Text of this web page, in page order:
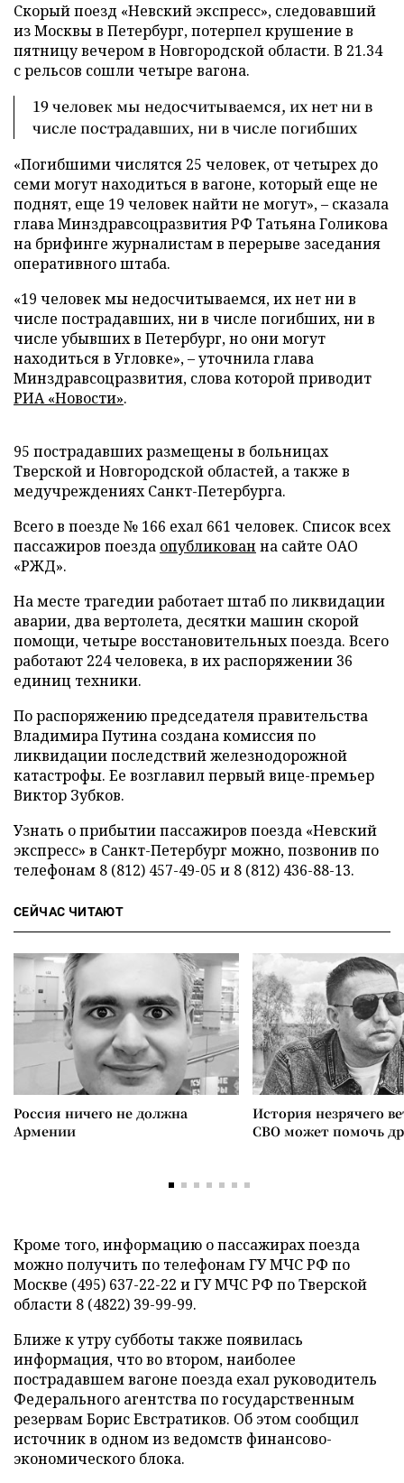
Скорый поезд «Невский экспресс», следовавший
из Москвы в Петербург, потерпел крушение в
пятницу вечером в Новгородской области. В 21.34
с рельсов сошли четыре вагона.
19 человек мы недосчитываемся, их нет ни в
числе пострадавших, ни в числе погибших
«Погибшими числятся 25 человек, от четырех до
семи могут находиться в вагоне, который еще не
поднят, еще 19 человек найти не могут», – сказала
глава Минздравсоцразвития РФ Татьяна Голикова
на брифинге журналистам в перерыве заседания
оперативного штаба.
«19 человек мы недосчитываемся, их нет ни в
числе пострадавших, ни в числе погибших, ни в
числе убывших в Петербург, но они могут
находиться в Угловке», – уточнила глава
Минздравсоцразвития, слова которой приводит
РИА «Новости».
95 пострадавших размещены в больницах
Тверской и Новгородской областей, а также в
медучреждениях Санкт-Петербурга.
Всего в поезде № 166 ехал 661 человек. Список всех
пассажиров поезда опубликован на сайте ОАО
«РЖД».
На месте трагедии работает штаб по ликвидации
аварии, два вертолета, десятки машин скорой
помощи, четыре восстановительных поезда. Всего
работают 224 человека, в их распоряжении 36
единиц техники.
По распоряжению председателя правительства
Владимира Путина создана комиссия по
ликвидации последствий железнодорожной
катастрофы. Ее возглавил первый вице-премьер
Виктор Зубков.
Узнать о прибытии пассажиров поезда «Невский
экспресс» в Санкт-Петербург можно, позвонив по
телефонам 8 (812) 457-49-05 и 8 (812) 436-88-13.
СЕЙЧАС ЧИТАЮТ
Россия ничего не должна
Армении
История незрячего
СВО может помочь
Кроме того, информацию о пассажирах поезда
можно получить по телефонам ГУ МЧС РФ по
Москве (495) 637-22-22 и ГУ МЧС РФ по Тверской
области 8 (4822) 39-99-99.
Ближе к утру субботы также появилась
информация, что во втором, наиболее
пострадавшем вагоне поезда ехал руководитель
Федерального агентства по государственным
резервам Борис Евстратиков. Об этом сообщил
источник в одном из ведомств финансово-
экономического блока.